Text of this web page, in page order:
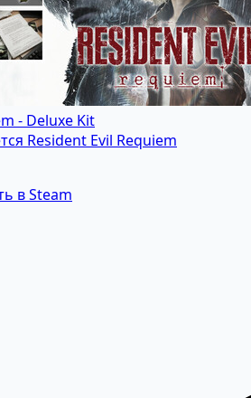
- Deluxe Kit
Resident Evil Requiem
в Steam